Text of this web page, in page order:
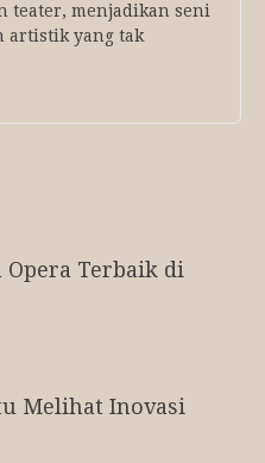
teater, menjadikan seni
artistik yang tak
Opera Terbaik di
Melihat Inovasi